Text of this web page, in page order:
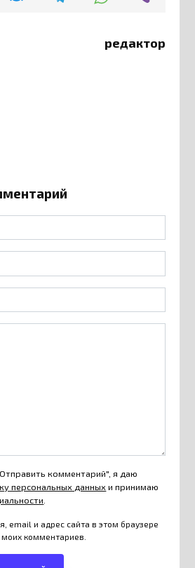
редактор
комментарий", я даю
персональных данныхи принимаю
.
email и адрес сайта в этом браузере
комментариев.